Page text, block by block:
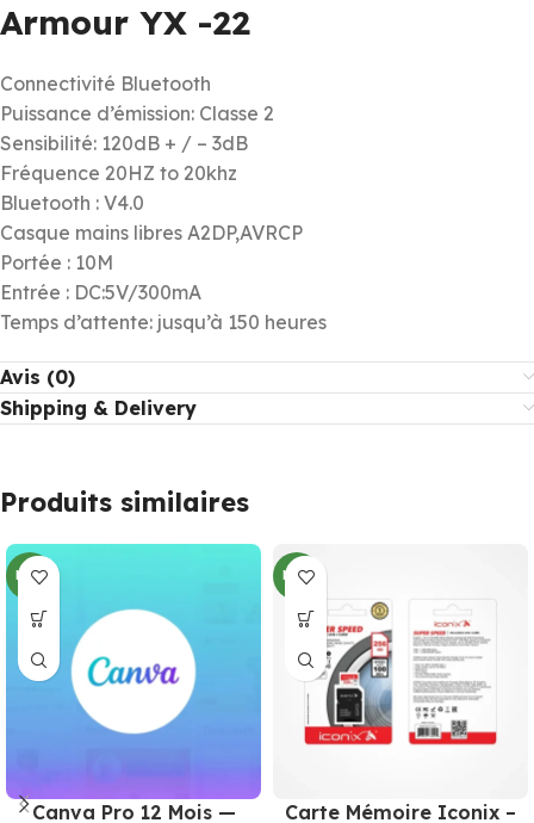
Armour YX -22
Connectivité Bluetooth
Puissance d’émission: Classe 2
Sensibilité: 120dB + / – 3dB
Fréquence 20HZ to 20khz
Bluetooth : V4.0
Casque mains libres A2DP,AVRCP
Portée : 10M
Entrée : DC:5V/300mA
Temps d’attente: jusqu’à 150 heures
Avis (0)
Shipping & Delivery
Produits similaires
NEW
Canva Pro 12 Mois —
NEW
Carte Mémoire Iconix –